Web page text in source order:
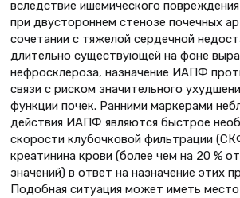
вследствие ишемического
при двустороннем стенозе почечных
сочетании с тяжелой сердечной
длительно существующей на фоне
нефросклероза, назначение ИАПФ
связи с риском значительного
функции почек. Ранними маркерами
действия ИАПФ являются быстрое
скорости клубочковой фильтрации
креатинина крови (более чем на 20 %
значений) в ответ на назначение этих
Подобная ситуация может иметь